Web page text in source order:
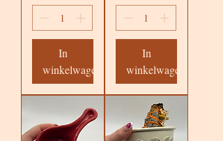
In
winkelwagen
In
winkelwagen